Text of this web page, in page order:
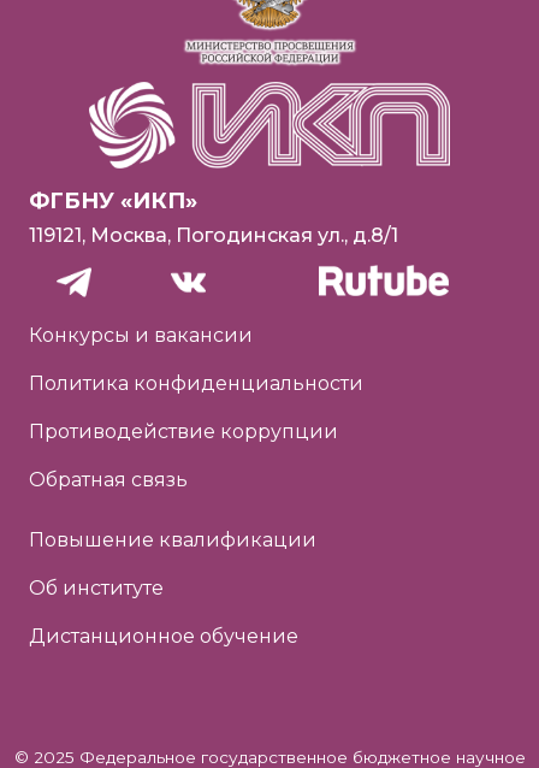
ФГБНУ «ИКП»
119121, Москва, Погодинская ул., д.8/1
Конкурсы и вакансии
Политика конфиденциальности
Противодействие коррупции
Обратная связь
Повышение квалификации
Об институте
Дистанционное обучение
© 2025 Федеральное государственное бюджетное научное